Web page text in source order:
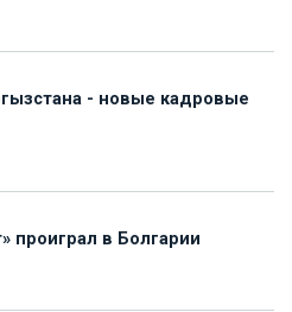
- новые кадровые
проиграл в Болгарии